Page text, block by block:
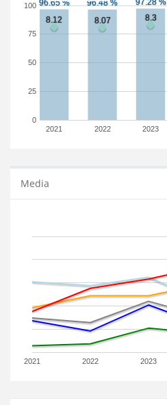
2021 2022 2023
0
25
50
75
100
Media
2021 2022 2023